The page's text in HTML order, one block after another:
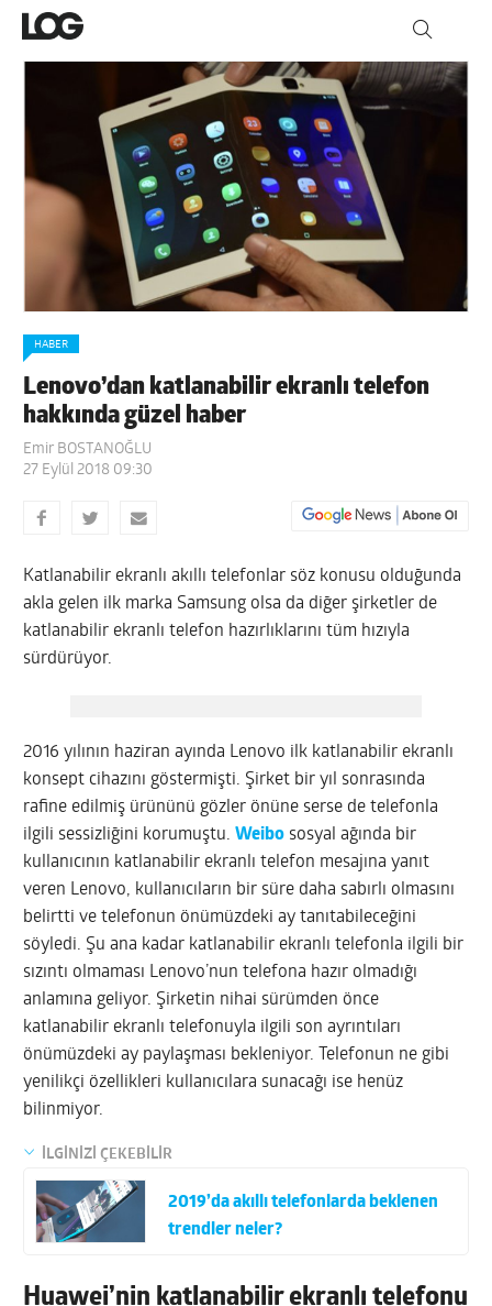
HABER
Lenovo’dan katlanabilir ekranlı telefon
hakkında güzel haber
Emir BOSTANOĞLU
27 Eylül 2018 09:30
Katlanabilir ekranlı akıllı telefonlar söz konusu olduğunda
akla gelen ilk marka Samsung olsa da diğer şirketler de
katlanabilir ekranlı telefon hazırlıklarını tüm hızıyla
sürdürüyor.
2016 yılının haziran ayında Lenovo ilk katlanabilir ekranlı
konsept cihazını göstermişti. Şirket bir yıl sonrasında
rafine edilmiş ürününü gözler önüne serse de telefonla
ilgili sessizliğini korumuştu.Weibo sosyal ağında bir
kullanıcının katlanabilir ekranlı telefon mesajına yanıt
veren Lenovo, kullanıcıların bir süre daha sabırlı olmasını
belirtti ve telefonun önümüzdeki ay tanıtabileceğini
söyledi. Şu ana kadar katlanabilir ekranlı telefonla ilgili bir
sızıntı olmaması Lenovo’nun telefona hazır olmadığı
anlamına geliyor. Şirketin nihai sürümden önce
katlanabilir ekranlı telefonuyla ilgili son ayrıntıları
önümüzdeki ay paylaşması bekleniyor. Telefonun ne gibi
yenilikçi özellikleri kullanıcılara sunacağı ise henüz
bilinmiyor.
İLGİNİZİ ÇEKEBİLİR
2019’da akıllı telefonlarda beklenen
trendler neler?
Huawei’nin katlanabilir ekranlı telefonu